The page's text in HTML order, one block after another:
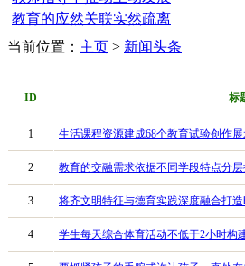
教育的应然关联实然疏离
当前位置： 主页 > 新闻头条
ID 标
1 生活课程资源建成68个教育试验创作
2 教育的交融需求依据不同学段特点分
3 将齐文明特征与德育实践深度融合打
4 学生每天综合体育活动不低于2小时构